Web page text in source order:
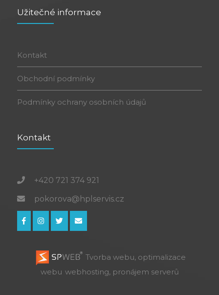
Užitečné informace
Kontakt
Obchodní podmínky
Podmínky ochrany osobních údajů
Kontakt
+420 721 374 921
pokorova@hplservis.cz
Tvorba webu, optimalizace
webu webhosting, pronájem serverů